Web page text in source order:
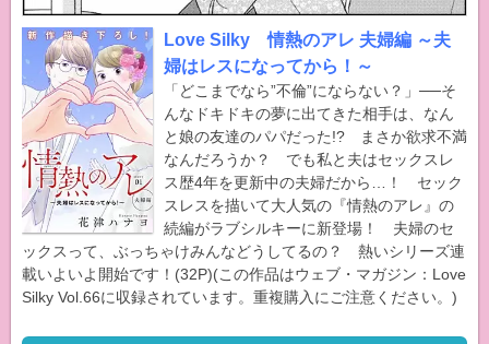
Love Silky 情熱のアレ 夫婦編 ～夫
婦はレスになってから！～
「どこまでなら”不倫”にならない？」──そ
んなドキドキの夢に出てきた相手は、なん
と娘の友達のパパだった!? まさか欲求不満
なんだろうか？ でも私と夫はセックスレ
ス歴4年を更新中の夫婦だから…！ セック
スレスを描いて大人気の『情熱のアレ』の
続編がラブシルキーに新登場！ 夫婦のセ
ックスって、ぶっちゃけみんなどうしてるの？ 熱いシリーズ連
載いよいよ開始です！(32P)(この作品はウェブ・マガジン：Love
Silky Vol.66に収録されています。重複購入にご注意ください。)